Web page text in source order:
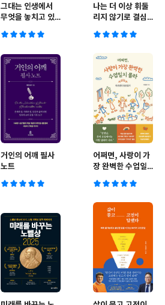
그대는 인생에서
무엇을 놓치고 있
나는 더 이상 휘둘
리지 않기로 결심
거인의 어깨 필사
노트
어쩌면, 사랑이 가
장 완벽한 수업일